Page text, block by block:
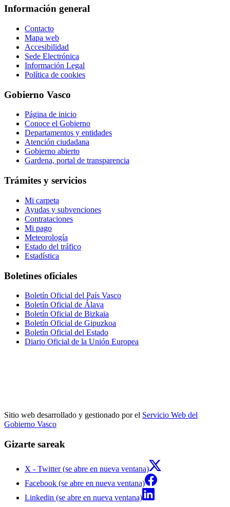
Información general
Contacto
Mapa web
Accesibilidad
Sede Electrónica
Información Legal
Política de cookies
Gobierno Vasco
Página de inicio
Conoce el Gobierno
Departamentos y entidades
Atención ciudadana
Gobierno abierto
Gardena, portal de transparencia
Trámites y servicios
Mi carpeta
Ayudas y subvenciones
Contrataciones
Mi pago
Meteorología
Estado del tráfico
Estadística
Boletines oficiales
Boletín Oficial del País Vasco
Boletín Oficial de Álava
Boletín Oficial de Bizkaia
Boletín Oficial de Gipuzkoa
Boletín Oficial del Estado
Diario Oficial de la Unión Europea
Sitio web desarrollado y gestionado por el Servicio Web del
Gobierno Vasco
Gizarte sareak
X - Twitter (se abre en nueva ventana)
Facebook (se abre en nueva ventana)
Linkedin (se abre en nueva ventana)